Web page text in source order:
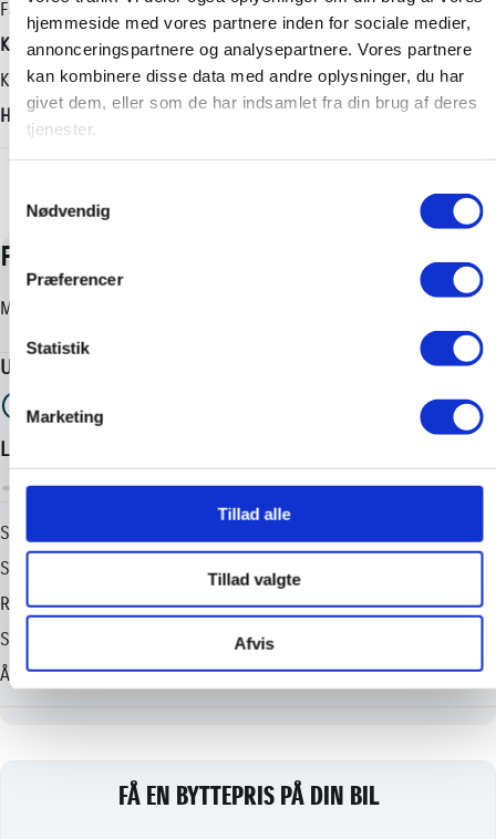
hjemmeside med vores partnere inden for sociale medier,
annonceringspartnere og analysepartnere. Vores partnere
kan kombinere disse data med andre oplysninger, du har
givet dem, eller som de har indsamlet fra din brug af deres
tjenester.
Nødvendig
Præferencer
Statistik
Marketing
Tillad alle
Tillad valgte
Afvis
Farve
Koksmetal
Karosseri
Hatchback
Automatisk
4360 mm
Tilkoblingsvægt med bremser
725 kg
Tilkoblingsvægt uden bremser
+ Vis flere
FÅ EN BYTTEPRIS PÅ DIN BIL